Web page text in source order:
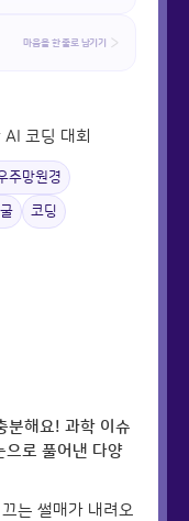
마음을 한 줄로 남기기
코딩 대회
주망원경
코딩
분해요! 과학 이슈
으로 풀어낸 다양
는 썰매가 내려오